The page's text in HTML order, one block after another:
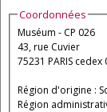
Coordonnées
Muséum - CP 026
43, rue Cuvier
75231 PARIS cedex
Région d'origine :
Région